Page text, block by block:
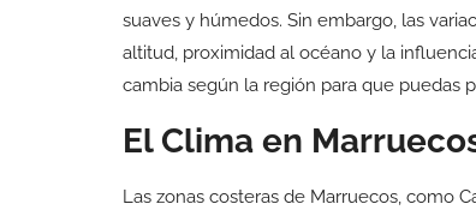
suaves y húmedos. Sin embargo, las
altitud, proximidad al océano y la
cambia según la región para que puedas
El Clima en
Las zonas costeras de Marruecos, como